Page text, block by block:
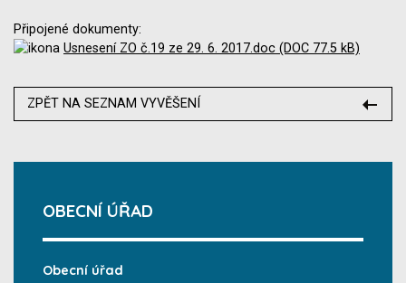
Připojené dokumenty:
Usnesení ZO č.19 ze 29. 6. 2017.doc (DOC 77.5 kB)
ZPĚT NA SEZNAM VYVĚŠENÍ
OBECNÍ ÚŘAD
Obecní úřad